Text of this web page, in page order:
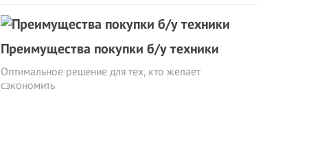
Преимущества покупки б/у техники
Оптимальное решение для тех, кто желает
сэкономить